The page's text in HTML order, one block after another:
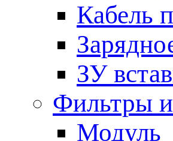
Кабель
ЗУ
Фильтры
Модуль